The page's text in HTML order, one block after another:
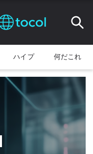
ハイプ 何だこれ